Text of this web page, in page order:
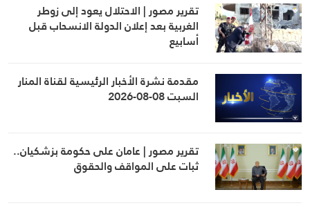
تقرير مصور | الاحتلال يعود إلى زوطر
الغربية بعد إعلان الدولة الانسحاب قبل
أسابيع
مقدمة نشرة الأخبار الرئيسية لقناة المنار
السبت 08-08-2026
تقرير مصور | عامان على حكومة بزشكيان..
ثبات على المواقف والحقوق